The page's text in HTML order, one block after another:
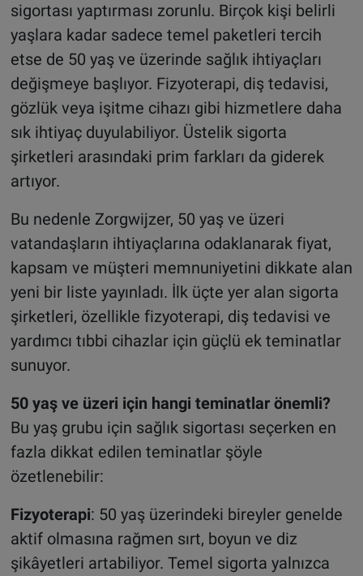
sigortası yaptırması zorunlu. Birçok kişi belirli
yaşlara kadar sadece temel paketleri tercih
etse de 50 yaş ve üzerinde sağlık ihtiyaçları
değişmeye başlıyor. Fizyoterapi, diş tedavisi,
gözlük veya işitme cihazı gibi hizmetlere daha
sık ihtiyaç duyulabiliyor. Üstelik sigorta
şirketleri arasındaki prim farkları da giderek
artıyor.
Bu nedenle Zorgwijzer, 50 yaş ve üzeri
vatandaşların ihtiyaçlarına odaklanarak fiyat,
kapsam ve müşteri memnuniyetini dikkate alan
yeni bir liste yayınladı. İlk üçte yer alan sigorta
şirketleri, özellikle fizyoterapi, diş tedavisi ve
yardımcı tıbbi cihazlar için güçlü ek teminatlar
sunuyor.
50 yaş ve üzeri için hangi teminatlar önemli?
Bu yaş grubu için sağlık sigortası seçerken en
fazla dikkat edilen teminatlar şöyle
özetlenebilir:
Fizyoterapi: 50 yaş üzerindeki bireyler genelde
aktif olmasına rağmen sırt, boyun ve diz
şikâyetleri artabiliyor. Temel sigorta yalnızca